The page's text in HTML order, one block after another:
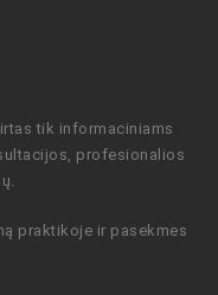
tik informaciniams
profesionalios
praktikoje ir pasekmes